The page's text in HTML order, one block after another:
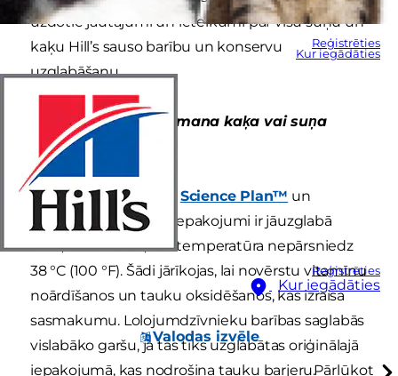
Reģistrēties
Kur iegādāties
Reģistrēties
Kur iegādāties
Valodas izvēle
Pārlūkot
uzdotie jautājumi un ieteikumi par visu suņu un
kaķu Hill’s sauso barību un konservu
uzglabāšanu.
Kā pareizi uzglabāt mana kaķa vai suņa
sauso barību?
Suņu vai kaķu barību Science Plan™ un
Prescription Diet™
iepakojumi ir jāuzglabā
vēsā, sausā vietā, kur temperatūra nepārsniedz
38 °C (100 °F). Šādi jārīkojas, lai novērstu vitamīnu
noārdīšanos un tauku oksidēšanos, kas izraisa
sasmakumu. Lolojumdzīvnieku barības saglabās
vislabāko garšu, ja tās tiks uzglabātas oriģinālajā
iepakojumā, kas nodrošina tauku barjeru.